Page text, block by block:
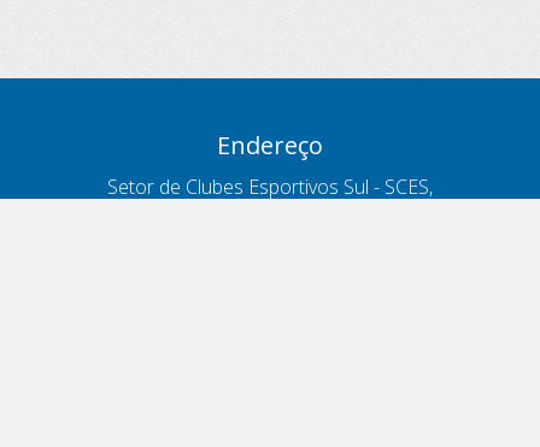
Endereço
Setor de Clubes Esportivos Sul - SCES,